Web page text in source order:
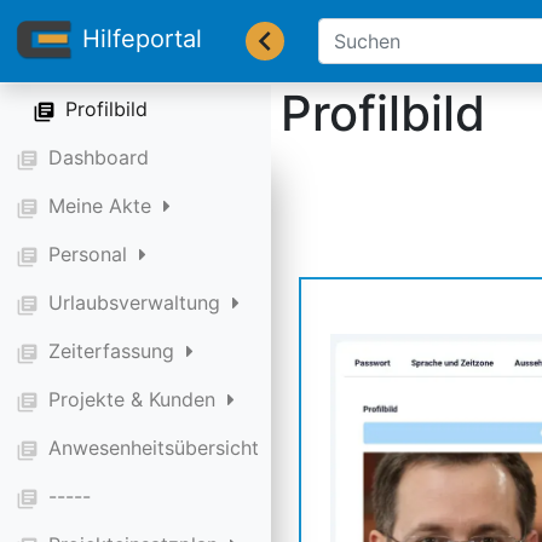
Hilfeportal
library_books
library_books Aussehen
library_books Profilbild
library_books Dashboard
library_books Meine Akte
library_books Personal
library_books Urlaubsverwaltung
library_books Zeiterfassung
library_books Projekte & Kunden
library_books Anwesenheitsübersicht
library_books -----
Profilbild